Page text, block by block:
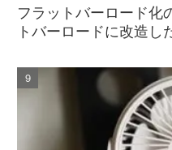
フラットバーロード化
トバーロードに改造し